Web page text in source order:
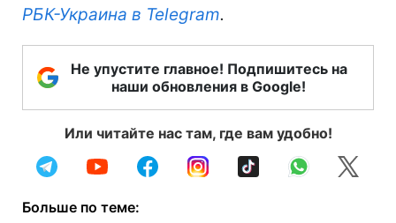
РБК-Украина в Telegram.
Не упустите главное! Подпишитесь на
наши обновления в Google!
Или читайте нас там, где вам удобно!
Больше по теме: